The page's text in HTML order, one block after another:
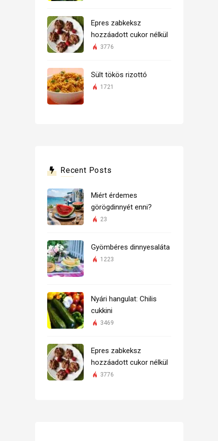
Epres zabkeksz
hozzáadott cukor nélkül
3776
Sült tökös rizottó
1721
Recent Posts
Miért érdemes
görögdinnyét enni?
23
Gyömbéres dinnyesaláta
1223
Nyári hangulat: Chilis
cukkini
3469
Epres zabkeksz
hozzáadott cukor nélkül
3776